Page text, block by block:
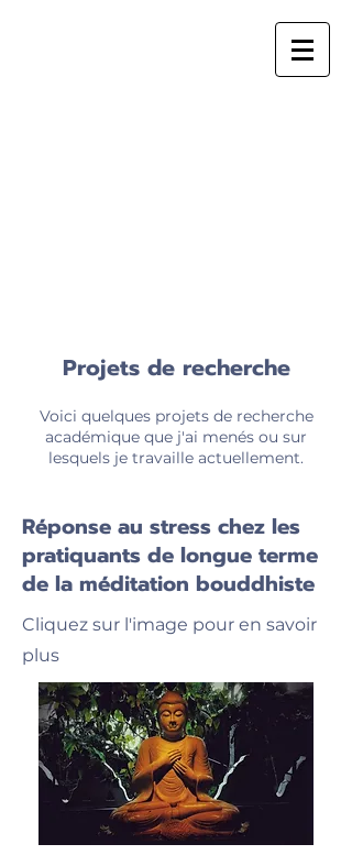
Projets de recherche
Voici quelques projets de recherche
académique que j'ai menés ou sur
lesquels je travaille actuellement.
Réponse au stress chez les
pratiquants de longue terme
de la méditation bouddhiste
Cliquez sur l'image pour en savoir
plus